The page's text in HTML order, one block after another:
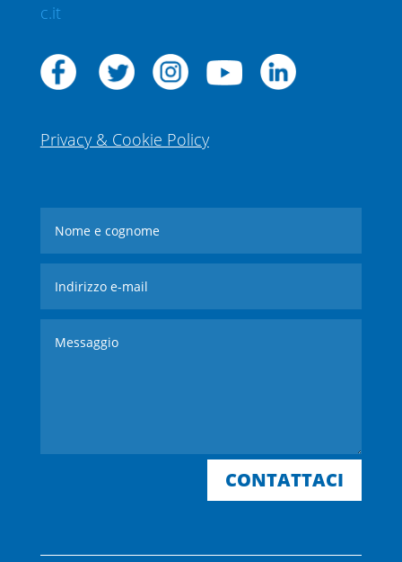
c.it
Privacy & Cookie Policy
CONTATTACI